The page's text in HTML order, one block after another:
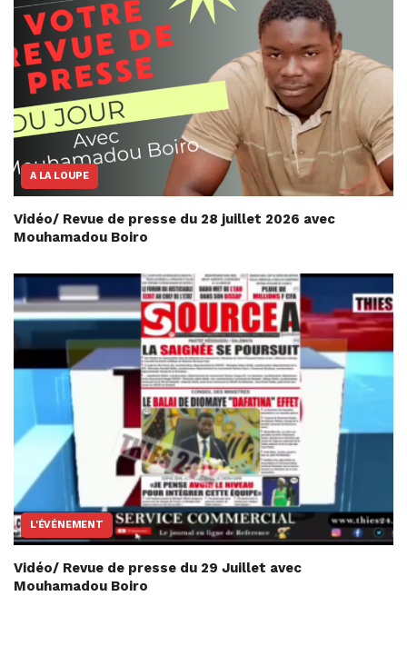
A LA LOUPE
Vidéo/ Revue de presse du 28 juillet 2026 avec
Mouhamadou Boiro
L'ÉVÉNEMENT
Vidéo/ Revue de presse du 29 Juillet avec
Mouhamadou Boiro